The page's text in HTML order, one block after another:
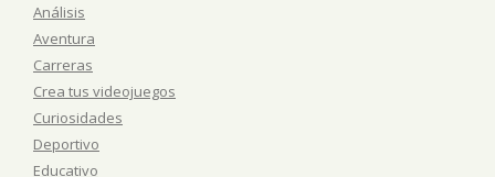
Análisis
Aventura
Carreras
Crea tus videojuegos
Curiosidades
Deportivo
Educativo